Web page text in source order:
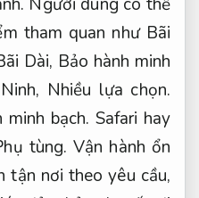
tham quan như Bãi
Dài, Bảo hành minh
Nhiều lựa chọn.
minh bạch. Safari hay
tùng. Vận hành ổn
tận nơi theo yêu cầu,